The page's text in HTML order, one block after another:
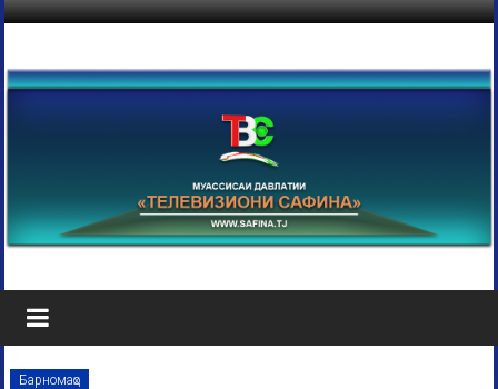
Барномаҳо